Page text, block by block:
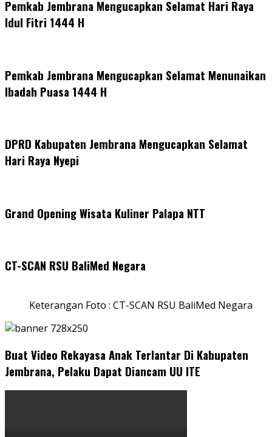
Pemkab Jembrana Mengucapkan Selamat Hari Raya
Idul Fitri 1444 H
Pemkab Jembrana Mengucapkan Selamat Menunaikan
Ibadah Puasa 1444 H
DPRD Kabupaten Jembrana Mengucapkan Selamat
Hari Raya Nyepi
Grand Opening Wisata Kuliner Palapa NTT
CT-SCAN RSU BaliMed Negara
Keterangan Foto : CT-SCAN RSU BaliMed Negara
Buat Video Rekayasa Anak Terlantar Di Kabupaten
Jembrana, Pelaku Dapat Diancam UU ITE